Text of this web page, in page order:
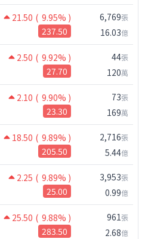
21.50 ( 9.95% )
237.50
6,769張
16.03億
2.50 ( 9.92% )
27.70
44張
120萬
2.10 ( 9.90% )
23.30
73張
169萬
18.50 ( 9.89% )
205.50
2,716張
5.44億
2.25 ( 9.89% )
25.00
3,953張
0.99億
25.50 ( 9.88% )
283.50
961張
2.68億